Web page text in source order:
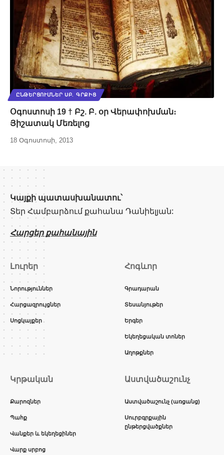
ԸՆԹԵՐՑՈՒՄՆԵՐ ՍԲ. ԳՐՔԻՑ
Օգոստոսի 19 † Բշ. Բ. օր Վերափոխման։
Յիշատակ Մեռելոց
18 Օգոստոսի, 2013
Կայքի պատասխանատու՝
Տեր Համբարձում քահանա Դանիելյան:
Հարցեր քահանային
Լուրեր
Նորություններ
Հարցազրույցներ
Սոցկայքեր
Հոգևոր
Գրադարան
Տեսանյութեր
Երգեր
Եկեղեցական տոներ
Աղոթքներ
Կրթական
Քարոզներ
Պահք
Վանքեր և եկեղեցիներ
Վարք սրբոց
Աստվածաշունչ
Աստվածաշունչ (առցանց)
Սուրբգրքային
ընթերցվածքներ